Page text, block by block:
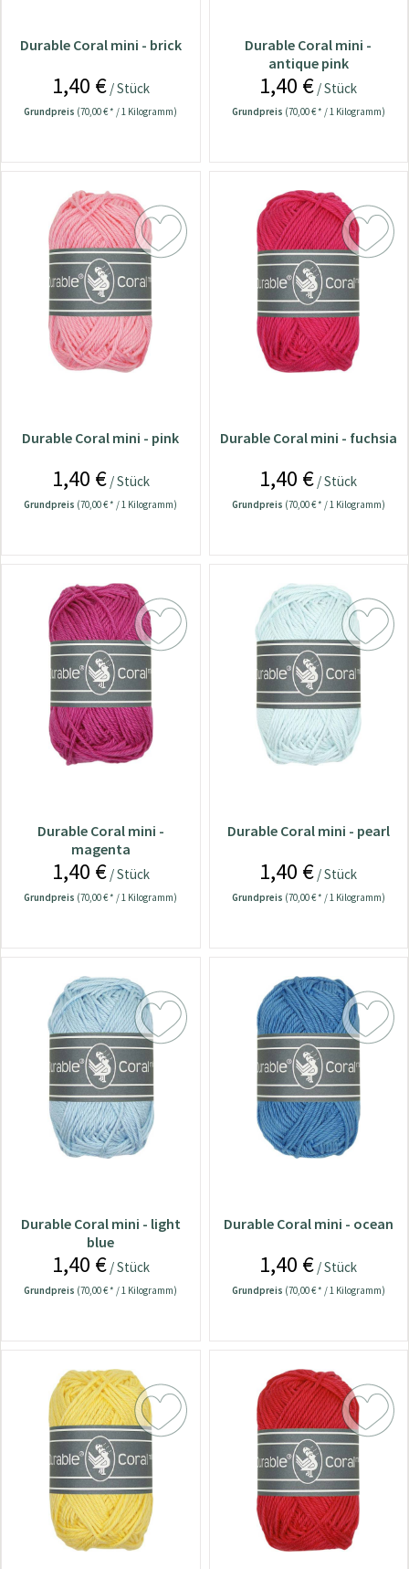
Durable Coral mini - brick
1,40 €/ Stück
Grundpreis (70,00 € * / 1 Kilogramm)
Durable Coral mini -
antique pink
1,40 € / Stück
Grundpreis (70,00 € * / 1 Kilogramm)
Durable Coral mini - pink
1,40 €/ Stück
Grundpreis (70,00 € * / 1 Kilogramm)
Durable Coral mini - fuchsia
1,40 € / Stück
Grundpreis (70,00 € * / 1 Kilogramm)
Durable Coral mini -
magenta
1,40 €/ Stück
Grundpreis (70,00 € * / 1 Kilogramm)
Durable Coral mini - pearl
1,40 € / Stück
Grundpreis (70,00 € * / 1 Kilogramm)
Durable Coral mini - light
blue
1,40 €/ Stück
Grundpreis (70,00 € * / 1 Kilogramm)
Durable Coral mini - ocean
1,40 € / Stück
Grundpreis (70,00 € * / 1 Kilogramm)